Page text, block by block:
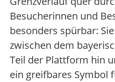
Besucherinnen und
besonders spürbar:
zwischen dem
Teil der Plattform hin
ein greifbares Symbol